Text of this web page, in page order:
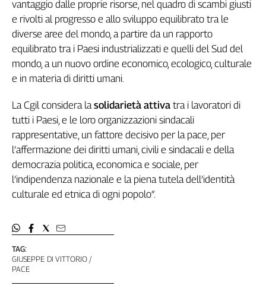
Cerca
Contatti
La
redazione
Newsletter
Social
TAG:
GIUSEPPE DI VITTORIO
PACE
vantaggio dalle proprie risorse, nel quadro di scambi giusti
e rivolti al progresso e allo sviluppo equilibrato tra le
diverse aree del mondo, a partire da un rapporto
equilibrato tra i Paesi industrializzati e quelli del Sud del
mondo, a un nuovo ordine economico, ecologico, culturale
e in materia di diritti umani.
La Cgil considera la solidarietà attiva tra i lavoratori di
tutti i Paesi, e le loro organizzazioni sindacali
rappresentative, un fattore decisivo per la pace, per
l’affermazione dei diritti umani, civili e sindacali e della
democrazia politica, economica e sociale, per
l’indipendenza nazionale e la piena tutela dell’identità
culturale ed etnica di ogni popolo”.